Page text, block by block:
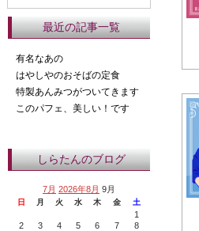
最近の記事一覧
有名なあの
はやしやのおそばの定食
特製あんみつがついてきます
このパフェ、美しい！です
しらたんのブログ
7月 2026年8月 9月
日 月 火 水 木 金 土
1
2
3 4 5 6 7
8